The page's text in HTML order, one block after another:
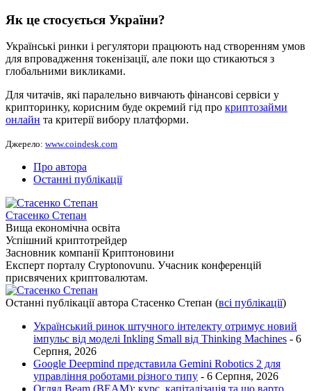
Як це стосується України?
Українські ринки і регулятори працюють над створенням умов
для впровадження токенізації, але поки що стикаються з
глобальними викликами.
Для читачів, які паралельно вивчають фінансові сервіси у
крипторинку, корисним буде окремий гід про криптозайми
онлайн та критерії вибору платформи.
Джерело: www.coindesk.com
Про автора
Останні публікації
Стасенко Степан
Вища економічна освіта
Успішний криптотрейдер
Засновник компанії Криптоновини
Експерт порталу Cryptonovunu. Учасник конференцій
присвячених криптовалютам.
Останні публікації автора Стасенко Степан (всі публікації)
Український ринок штучного інтелекту отримує новий
імпульс від моделі Inkling Small від Thinking Machines - 6
Серпня, 2026
Google Deepmind представила Gemini Robotics 2 для
управління роботами різного типу - 6 Серпня, 2026